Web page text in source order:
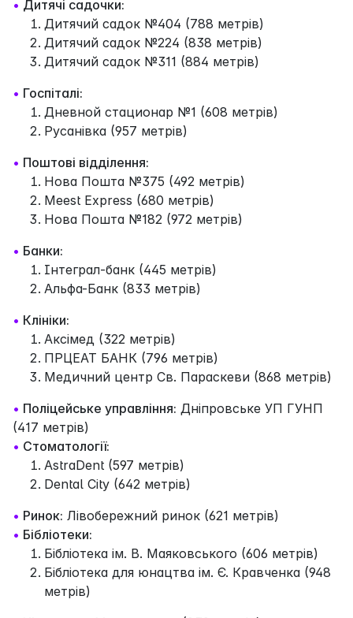
• Дитячі садочки:
Дитячий садок №404 (788 метрів)
Дитячий садок №224 (838 метрів)
Дитячий садок №311 (884 метрів)
• Госпіталі:
Дневной стационар №1 (608 метрів)
Русанівка (957 метрів)
• Поштові відділення:
Нова Пошта №375 (492 метрів)
Meest Express (680 метрів)
Нова Пошта №182 (972 метрів)
• Банки:
Інтеграл-банк (445 метрів)
Альфа-Банк (833 метрів)
• Клініки:
Аксімед (322 метрів)
ПРЦЕАТ БАНК (796 метрів)
Медичний центр Св. Параскеви (868 метрів)
• Поліцейське управління: Дніпровське УП ГУНП
(417 метрів)
• Стоматології:
AstraDent (597 метрів)
Dental City (642 метрів)
• Ринок: Лівобережний ринок (621 метрів)
• Бібліотеки:
Бібліотека ім. В. Маяковського (606 метрів)
Бібліотека для юнацтва ім. Є. Кравченка (948
метрів)